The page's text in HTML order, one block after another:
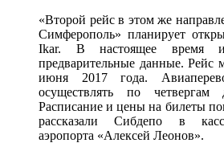
«Второй рейс в этом же
Симферополь» планирует
Ikar. В настоящее время
предварительные данные. Рейс
июня 2017 года.
осуществлять по
Расписание и цены на билеты
рассказали Сибдепо в
аэропорта «Алексей Леонов».